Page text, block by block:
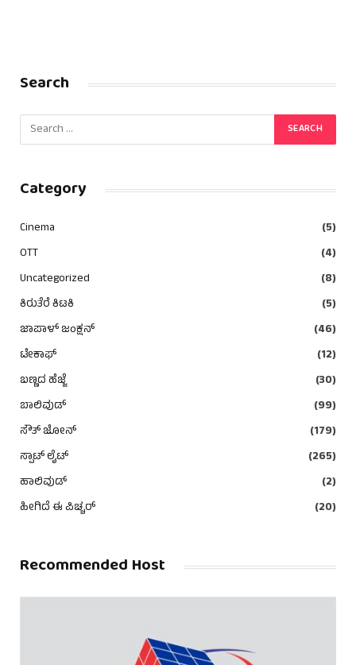
Search
Category
Cinema
(5)
OTT
(4)
Uncategorized
(8)
ಕಿರುತೆರೆ ಕಿಟಕಿ
(5)
ಜಾಪಾಳ್ ಜಂಕ್ಷನ್
(46)
ಟೇಕಾಫ್
(12)
ಬಣ್ಣದ ಹೆಜ್ಜೆ
(30)
ಬಾಲಿವುಡ್
(99)
ಸೌತ್ ಜೋನ್
(179)
ಸ್ಪಾಟ್ ಲೈಟ್
(265)
ಹಾಲಿವುಡ್
(2)
ಹೀಗಿದೆ ಈ ಪಿಚ್ಚರ್
(20)
Recommended Host